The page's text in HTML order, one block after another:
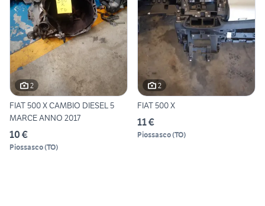
2
FIAT 500 X CAMBIO DIESEL 5
MARCE ANNO 2017
10 €
Piossasco(TO)
2
FIAT 500 X
11 €
Piossasco(TO)